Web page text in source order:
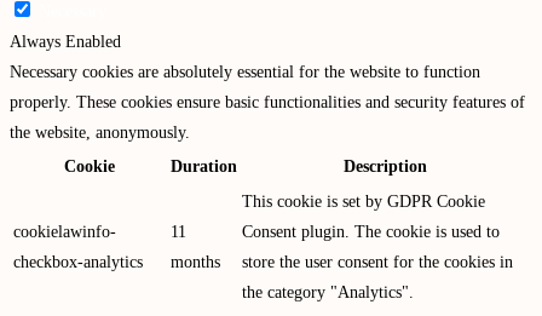
Always Enabled
Necessary cookies are absolutely essential for the website to function
properly. These cookies ensure basic functionalities and security features of
the website, anonymously.
Cookie
Duration Description
cookielawinfo-
checkbox-analytics
11
months
This cookie is set by GDPR Cookie
Consent plugin. The cookie is used to
store the user consent for the cookies in
the category "Analytics".